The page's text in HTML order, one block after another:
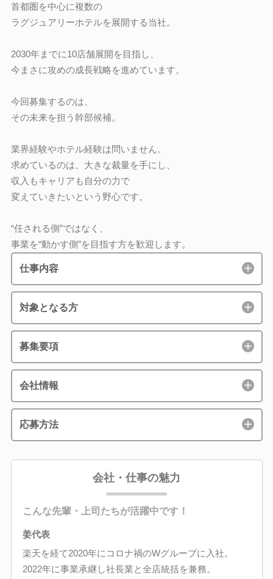
首都圏を中心に複数の
ラグジュアリーホテルを展開する当社。
2030年までに10店舗展開を目指し、
今まさに攻めの成長戦略を進めています。
今回募集するのは、
その未来を担う幹部候補。
業界経験やホテル経験は問いません。
求めているのは、大きな裁量を手にし、
収入もキャリアも自分の力で
変えていきたいという野心です。
“任される側”ではなく、
事業を“動かす側”を目指す方を歓迎します。
仕事内容
対象となる方
募集要項
会社情報
応募方法
会社・仕事の魅力
こんな先輩・上司たちが活躍中です！
姜代表
楽天を経て2020年にコロナ禍のWグループに入社。
2022年に事業承継し社長業と全店統括を兼務。